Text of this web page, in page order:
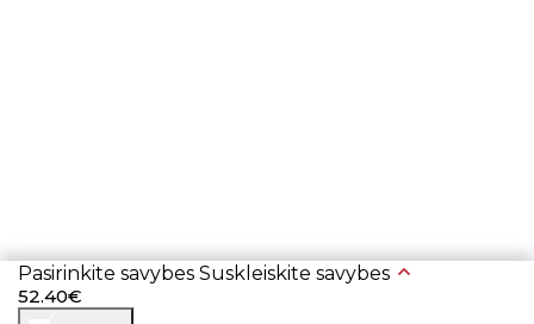
Pasirinkite savybes Suskleiskite savybes
52.40€